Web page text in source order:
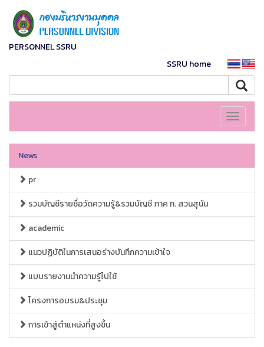
PERSONNEL SSRU
SSRU home
Toggle
News
pr
รวมบัญชีรายชื่อวัดความรู้&รวมบัญชี ภาค ก. สวนสุนัน
academic
แนวปฏิบัติในการเสนอร่างบันทึกความเข้าใจ
แบบรายงานนำความรู้ไปใช้
โครงการอบรม&ประชุม
การเข้าสู่ตำแหน่งที่สูงขึ้น